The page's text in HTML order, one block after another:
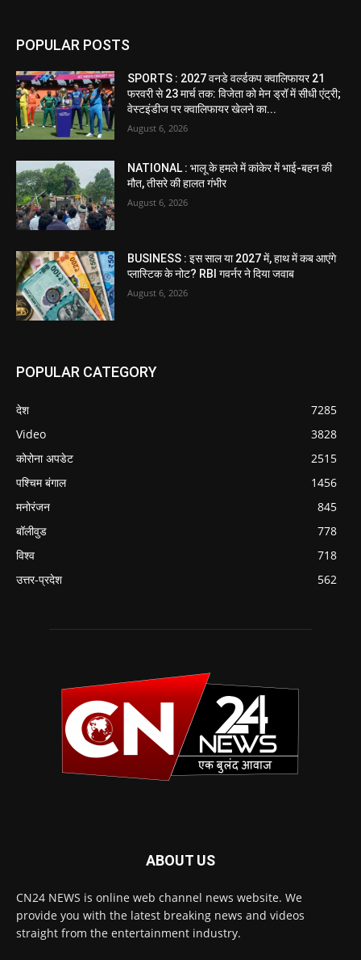
POPULAR POSTS
SPORTS : 2027 वनडे वर्ल्डकप क्वालिफायर 21
फरवरी से 23 मार्च तक: विजेता को मेन ड्रॉ में सीधी एंट्री;
वेस्टइंडीज पर क्वालिफायर खेलने का...
August 6, 2026
NATIONAL : भालू के हमले में कांकेर में भाई-बहन की
मौत, तीसरे की हालत गंभीर
August 6, 2026
BUSINESS : इस साल या 2027 में, हाथ में कब आएंगे
प्लास्टिक के नोट? RBI गवर्नर ने दिया जवाब
August 6, 2026
POPULAR CATEGORY
देश
7285
Video
3828
कोरोना अपडेट
2515
पश्चिम बंगाल
1456
मनोरंजन
845
बॉलीवुड
778
विश्व
718
उत्तर-प्रदेश
562
ABOUT US
CN24 NEWS is online web channel news website. We
provide you with the latest breaking news and videos
straight from the entertainment industry.